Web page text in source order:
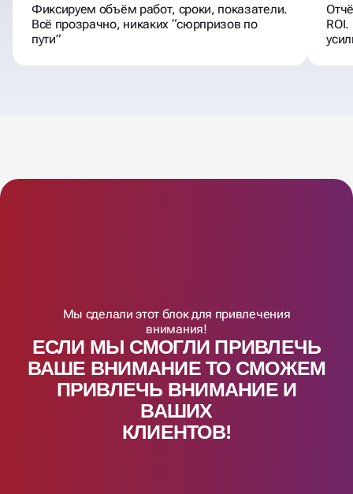
Фиксируем объём работ, сроки, показатели.
Всё прозрачно, никаких “сюрпризов по
пути”
Мы сделали этот блок для привлечения
внимания!
ЕСЛИ МЫ СМОГЛИ ПРИВЛЕЧЬ
ВАШЕ ВНИМАНИЕ ТО СМОЖЕМ
ПРИВЛЕЧЬ ВНИМАНИЕ И
ВАШИX
КЛИЕНТОВ!